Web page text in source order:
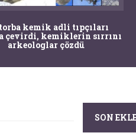
kemik adli tıpçıları
çevirdi, kemiklerin sırrını
arkeologlar çözdü
SON